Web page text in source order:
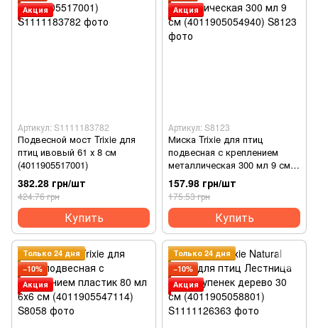
Акция
Артикул: S1111183782
Подвесной мост Trixie для
птиц ивовый 61 х 8 см
(4011905517001)
382.28 грн/шт
424.76 грн
Купить
Акция
Артикул: S8123
Миска Trixie для птиц
подвесная с креплением
металлическая 300 мл 9 см
(4011905054940)
157.98 грн/шт
175.53 грн
Купить
Только 24 дня
−10%
Акция
Только 24 дня
−10%
Акция